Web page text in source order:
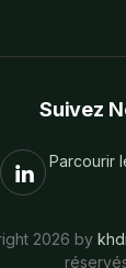
Suivez
Parcourir
2026 by